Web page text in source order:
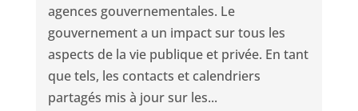
agences gouvernementales. Le
gouvernement a un impact sur tous les
aspects de la vie publique et privée. En tant
que tels, les contacts et calendriers
partagés mis à jour sur les...